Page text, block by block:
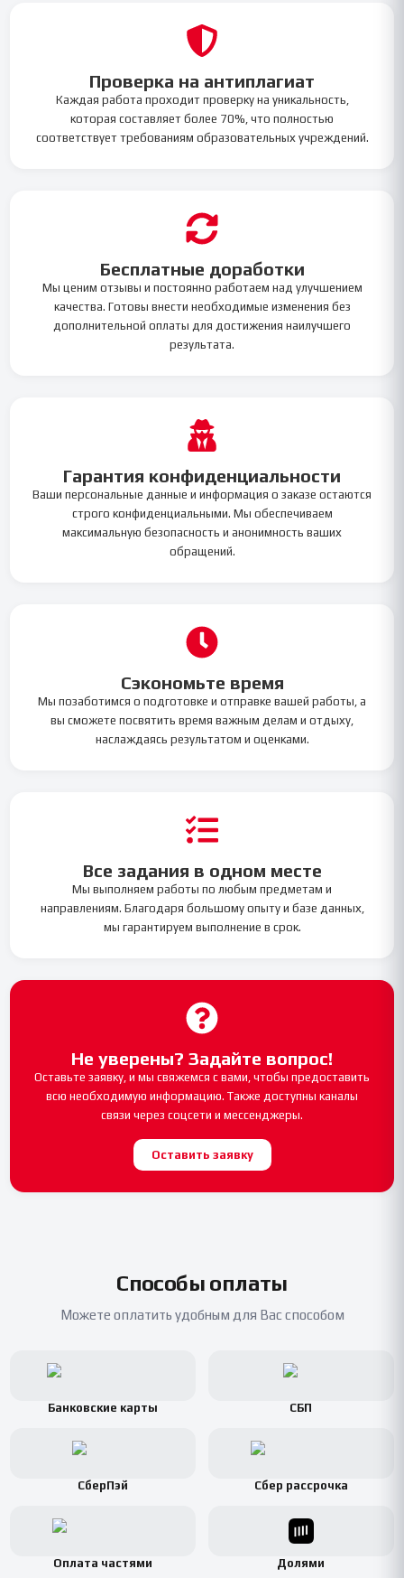
Проверка на антиплагиат
Каждая работа проходит проверку на уникальность,
которая составляет более 70%, что полностью
соответствует требованиям образовательных учреждений.
Бесплатные доработки
Мы ценим отзывы и постоянно работаем над улучшением
качества. Готовы внести необходимые изменения без
дополнительной оплаты для достижения наилучшего
результата.
Гарантия конфиденциальности
Ваши персональные данные и информация о заказе остаются
строго конфиденциальными. Мы обеспечиваем
максимальную безопасность и анонимность ваших
обращений.
Сэкономьте время
Мы позаботимся о подготовке и отправке вашей работы, а
вы сможете посвятить время важным делам и отдыху,
наслаждаясь результатом и оценками.
Все задания в одном месте
Мы выполняем работы по любым предметам и
направлениям. Благодаря большому опыту и базе данных,
мы гарантируем выполнение в срок.
Не уверены? Задайте вопрос!
Оставьте заявку, и мы свяжемся с вами, чтобы предоставить
всю необходимую информацию. Также доступны каналы
связи через соцсети и мессенджеры.
Оставить заявку
Способы оплаты
Можете оплатить удобным для Вас способом
Банковские карты СБП
СберПэй Сбер рассрочка
Оплата частями Долями